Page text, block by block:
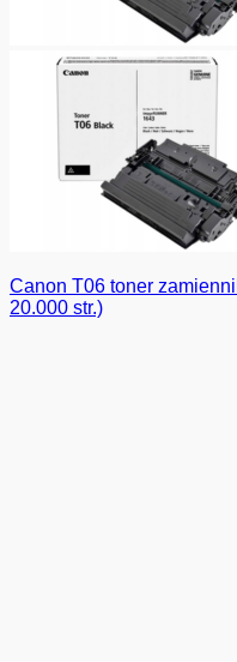
Canon T06 toner
20.000 str.)